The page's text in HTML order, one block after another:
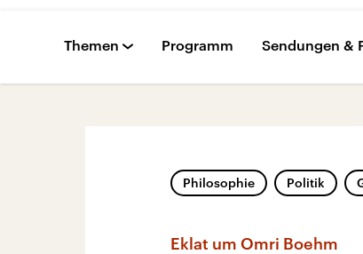
Themen Programm Sendungen &
Philosophie Politik
Eklat um Omri Boehm